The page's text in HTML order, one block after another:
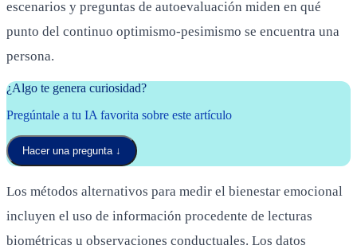
escenarios y preguntas de autoevaluación miden en qué
punto del continuo optimismo-pesimismo se encuentra una
persona.
¿Algo te genera curiosidad?
Pregúntale a tu IA favorita sobre este artículo
Hacer una pregunta ↓
Los métodos alternativos para medir el bienestar emocional
incluyen el uso de información procedente de lecturas
biométricas u observaciones conductuales. Los datos